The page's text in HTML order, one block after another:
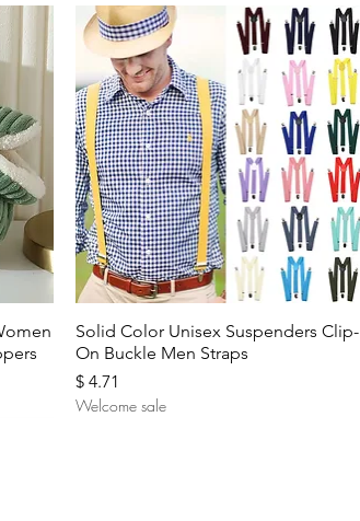
Aperçu rapide
Solid Color Unisex Suspenders Clip-
On Buckle Men Straps
Prix
$ 4.71
Welcome sale